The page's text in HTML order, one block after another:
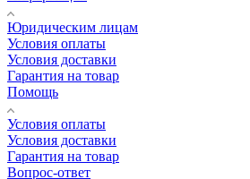
Юридическим лицам
Условия оплаты
Условия доставки
Гарантия на товар
Помощь
Условия оплаты
Условия доставки
Гарантия на товар
Вопрос-ответ